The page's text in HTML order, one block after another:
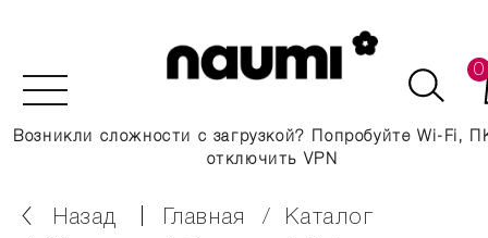
0
Возникли сложности с загрузкой? Попробуйте Wi-Fi,
отключить VPN
Назад главная
каталог